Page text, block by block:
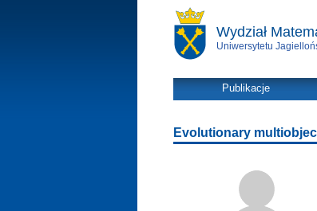
Wydział
Uniwersytetu
Publikacje
Evolutionary